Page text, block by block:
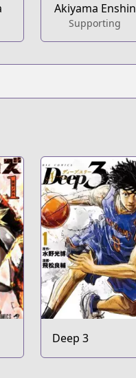
Akiyama Enshin
Supporting
Deep 3